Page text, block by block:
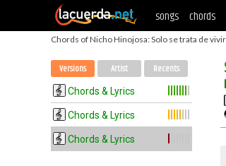
songs chords
Chords of Nicho Hinojosa: Solo se trata de vivir
Versions Artist Recents
Chords & Lyrics
Chords & Lyrics
Chords & Lyrics